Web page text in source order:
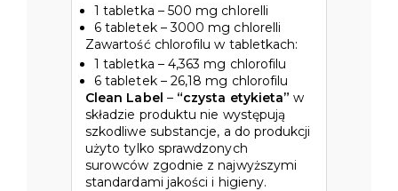
1 tabletka – 500 mg chlorelli
6 tabletek – 3000 mg chlorelli
Zawartość chlorofilu w tabletkach:
1 tabletka – 4,363 mg chlorofilu
6 tabletek – 26,18 mg chlorofilu
Clean Label – “czysta etykieta” w
składzie produktu nie występują
szkodliwe substancje, a do produkcji
użyto tylko sprawdzonych
surowców zgodnie z najwyższymi
standardami jakości i higieny.